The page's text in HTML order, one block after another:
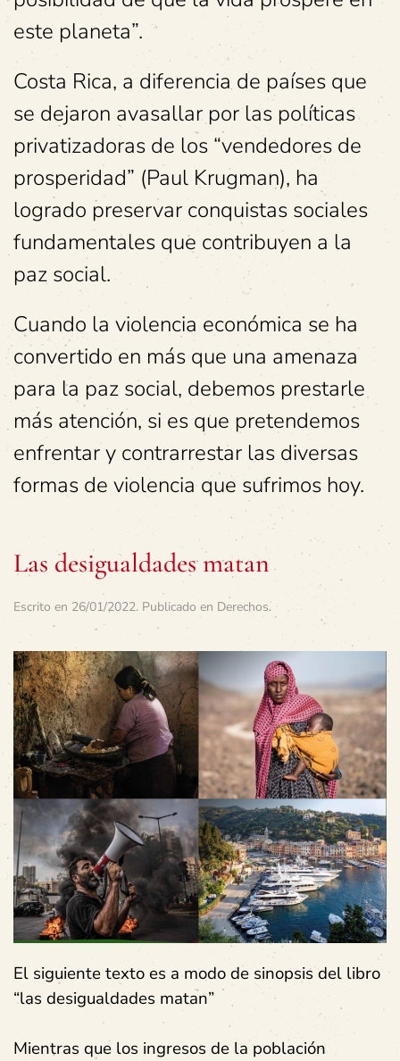
este planeta”.
Costa Rica, a diferencia de países que
se dejaron avasallar por las políticas
privatizadoras de los “vendedores de
prosperidad” (Paul Krugman), ha
logrado preservar conquistas sociales
fundamentales que contribuyen a la
paz social.
Cuando la violencia económica se ha
convertido en más que una amenaza
para la paz social, debemos prestarle
más atención, si es que pretendemos
enfrentar y contrarrestar las diversas
formas de violencia que sufrimos hoy.
Las desigualdades matan
Escrito en 26/01/2022. Publicado en Derechos.
El siguiente texto es a modo de sinopsis del libro
“las desigualdades matan”
Mientras que los ingresos de la población